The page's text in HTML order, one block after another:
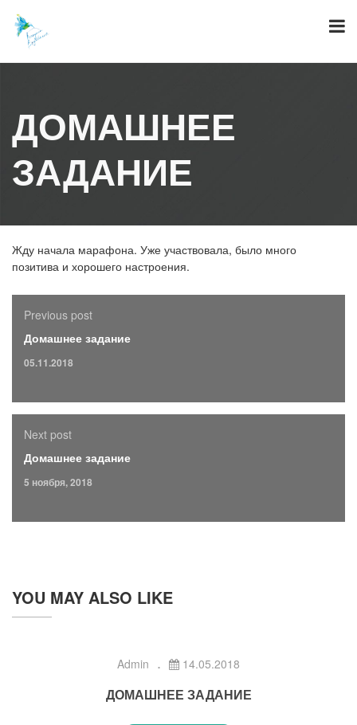
content
ДОМАШНЕЕ
ЗАДАНИЕ
Жду начала марафона. Уже участвовала, было много
позитива и хорошего настроения.
Previous post
Домашнее задание
05.11.2018
Next post
Домашнее задание
5 ноября, 2018
YOU MAY ALSO LIKE
Admin 14.05.2018
ДОМАШНЕЕ ЗАДАНИЕ